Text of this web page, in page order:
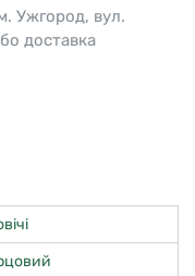
Ужгород, вул.
доставка